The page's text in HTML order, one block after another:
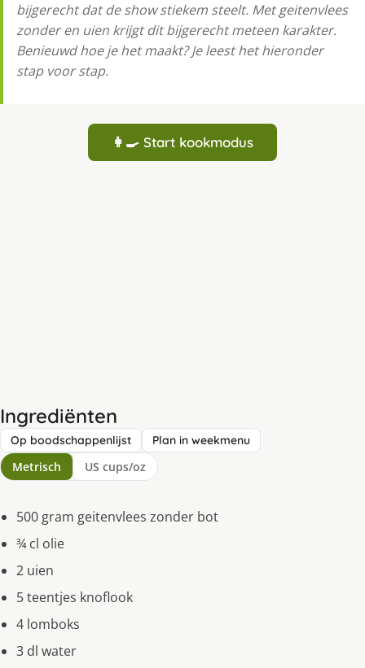
bijgerecht dat de show stiekem steelt. Met geitenvlees
zonder en uien krijgt dit bijgerecht meteen karakter.
Benieuwd hoe je het maakt? Je leest het hieronder
stap voor stap.
👩‍🍳 Start kookmodus
Ingrediënten
Op boodschappenlijst Plan in weekmenu
Metrisch US cups/oz
500 gram geitenvlees zonder bot
¾ cl olie
2 uien
5 teentjes knoflook
4 lomboks
3 dl water